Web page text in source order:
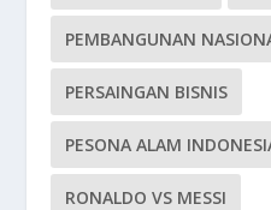
PEMBANGUNAN
PERSAINGAN BISNIS
PESONA ALAM
RONALDO VS MESSI